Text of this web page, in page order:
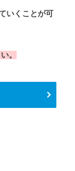
いくことが可
。